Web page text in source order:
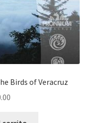
Birds of Veracruz